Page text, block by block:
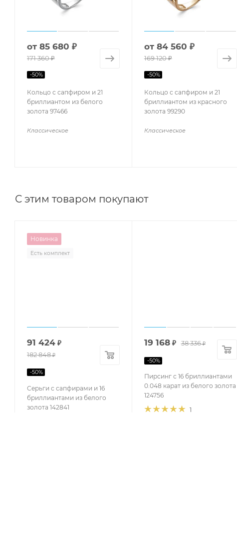
Кольцо с сапфиром и 21
бриллиантом из белого
золота 97466
Классическое
от 85 680 ₽
171 360 ₽
-50%
Кольцо с сапфиром и 21
бриллиантом из красного
золота 99290
Классическое
от 84 560 ₽
169 120 ₽
-50%
С этим товаром покупают
Новинка
Есть комплект
Серьги с сапфирами и 16
бриллиантами из белого
золота 142841
91 424 ₽
182 848₽
-50%
1
Пирсинг с 16 бриллиантами
0.048 карат из белого золота
124756
19 168₽ 38 336₽
-50%